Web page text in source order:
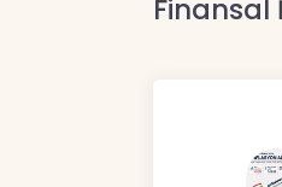
Finansal